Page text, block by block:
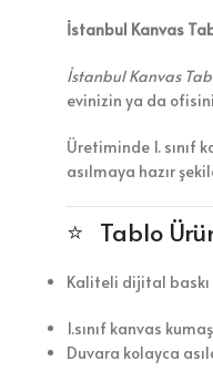
İstanbul Kanvas
İstanbul Kanvas
evinizin ya da
Üretiminde 1. sınıf
asılmaya hazır
⭐ Tablo
Kaliteli dijital baskı
1.sınıf kanvas
Duvara kolayca